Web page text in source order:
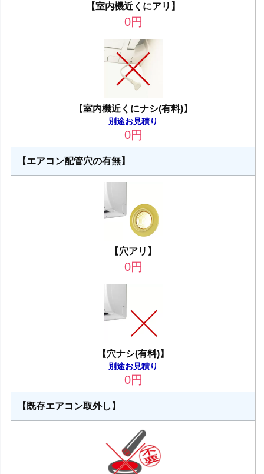
【室内機近くにアリ】
0円
【室内機近くにナシ(有料)】
別途お見積り
0円
【エアコン配管穴の有無】
【穴アリ】
0円
【穴ナシ(有料)】
別途お見積り
0円
【既存エアコン取外し】